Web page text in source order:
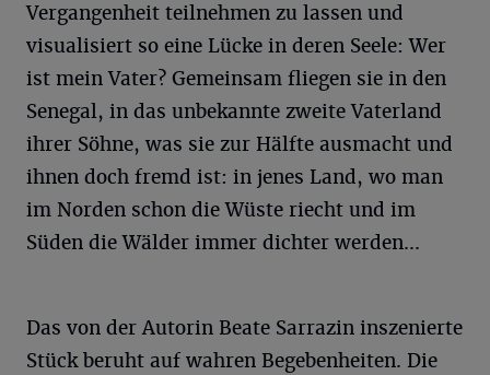
Vergangenheit teilnehmen zu lassen und
visualisiert so eine Lücke in deren Seele: Wer
ist mein Vater? Gemeinsam fliegen sie in den
Senegal, in das unbekannte zweite Vaterland
ihrer Söhne, was sie zur Hälfte ausmacht und
ihnen doch fremd ist: in jenes Land, wo man
im Norden schon die Wüste riecht und im
Süden die Wälder immer dichter werden...
Das von der Autorin Beate Sarrazin inszenierte
Stück beruht auf wahren Begebenheiten. Die